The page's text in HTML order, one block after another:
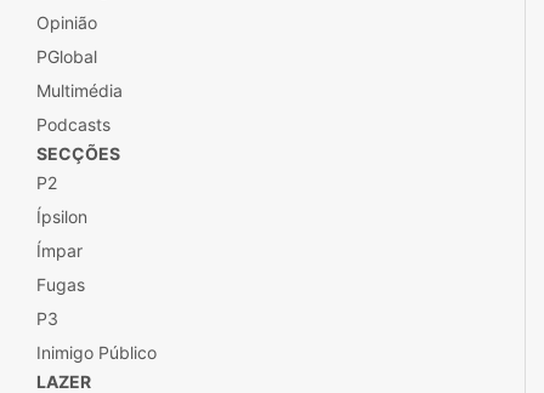
Opinião
PGlobal
Multimédia
Podcasts
SECÇÕES
P2
Ípsilon
Ímpar
Fugas
P3
Inimigo Público
LAZER